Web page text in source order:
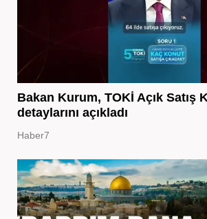
Bakan Kurum, TOKİ Açık Satış
detaylarını açıkladı
Haber7